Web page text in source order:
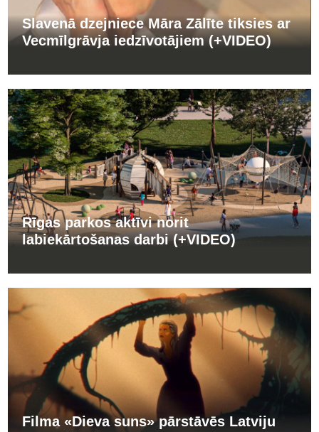
Slavenā dzejniece Māra Zālīte tiksies ar
Vecmīlgrāvja iedzīvotājiem (+VIDEO)
Rīgas parkos aktīvi norit
labiekārtošanas darbi (+VIDEO)
Filma «Dieva suns» pārstāvēs Latviju